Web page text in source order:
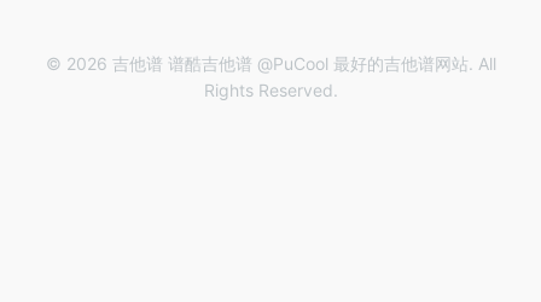
© 2026 吉他谱 谱酷吉他谱 @PuCool 最好的吉他谱网站. All
Rights Reserved.